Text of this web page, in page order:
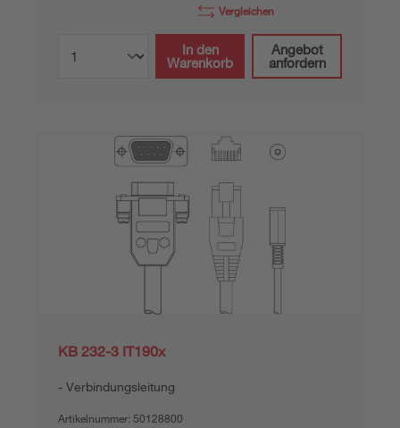
Vergleichen
In den
Warenkorb
Angebot
anfordern
KB 232-3 IT190x
Verbindungsleitung
Artikelnummer: 50128800